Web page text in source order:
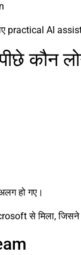
AI
कौन
हो गए।
से मिला, जिसने